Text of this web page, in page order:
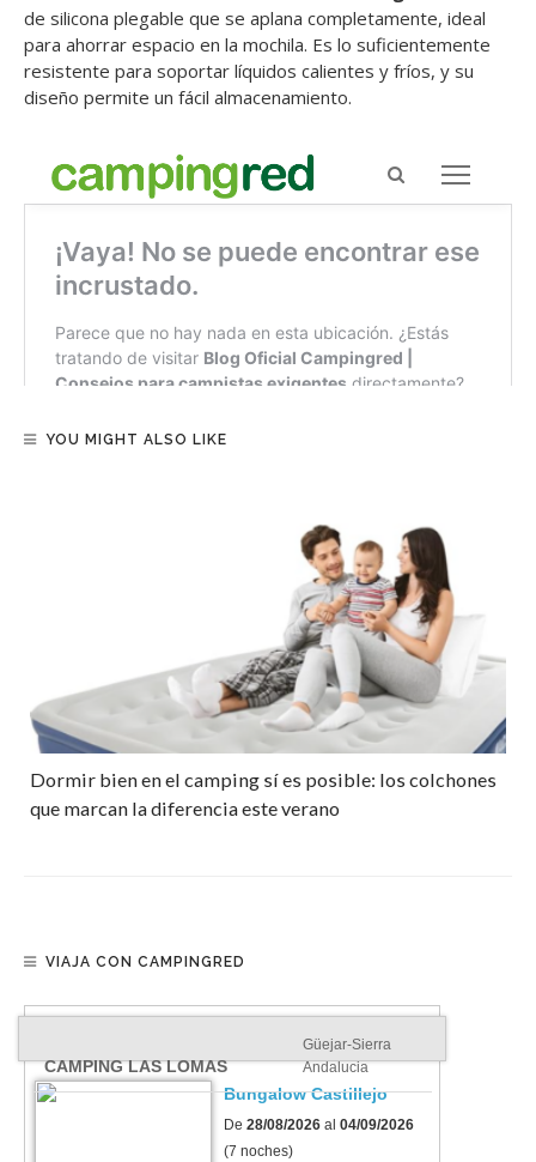
de silicona plegable que se aplana completamente, ideal
para ahorrar espacio en la mochila. Es lo suficientemente
resistente para soportar líquidos calientes y fríos, y su
diseño permite un fácil almacenamiento.
YOU MIGHT ALSO LIKE
Dormir bien en el camping sí es posible: los colchones
que marcan la diferencia este verano
VIAJA CON CAMPINGRED
CAMPING LAS LOMAS
Güejar-Sierra
Andalucia
Bungalow Castillejo
De 28/08/2026 al 04/09/2026
(7 noches)